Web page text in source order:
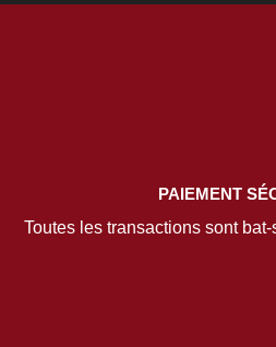
PAIEMENT
Toutes les transactions sont